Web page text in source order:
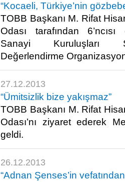
“Kocaeli, Türkiye’nin
TOBB Başkanı M. Rifat
Odası tarafından
Sanayi Kuruluşları
Değerlendirme
27.12.2013
“Ümitsizlik bize yakışmaz”
TOBB Başkanı M. Rifat
Odası’nı ziyaret ederek
geldi.​
26.12.2013
“Adnan Şenses’in